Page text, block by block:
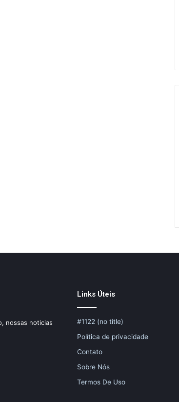
nossas noticias
Links Úteis
#1122 (no title)
Política de privacidade
Contato
Sobre Nós
Termos De Uso